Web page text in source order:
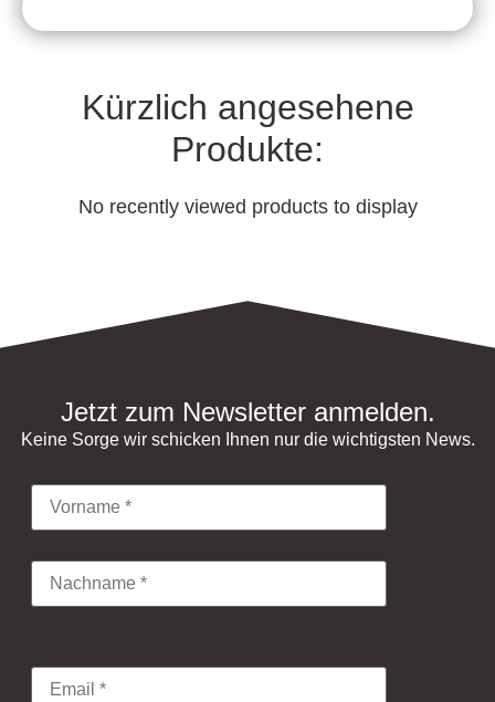
Kürzlich angesehene
Produkte:
No recently viewed products to display
Jetzt zum Newsletter anmelden.
Keine Sorge wir schicken Ihnen nur die wichtigsten News.